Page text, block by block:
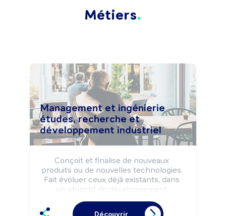
Métiers
Management et ingénierie
études, recherche et
développement industriel
Conçoit et finalise de nouveaux
produits ou de nouvelles technologies.
Fait évoluer ceux déjà existants, dans
un objectif de développement
Découvrir